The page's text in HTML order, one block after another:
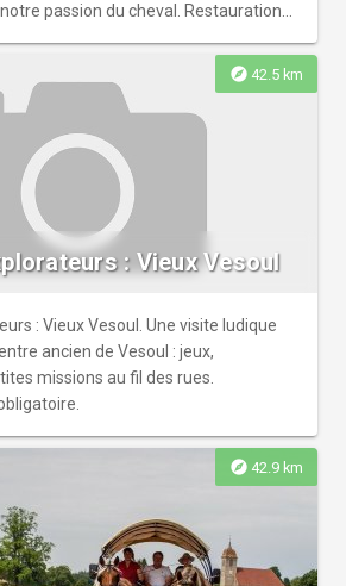
passion du cheval. Restauration
explore 42.5 km
: Vieux Vesoul
: Vieux Vesoul. Une visite ludique
ancien de Vesoul : jeux,
missions au fil des rues.
explore 42.9 km